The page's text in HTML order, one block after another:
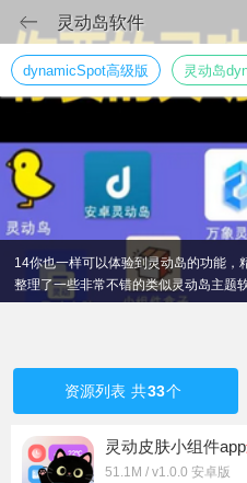
灵动岛软件
iPhone14手机推出后有一个灵动
什么是灵动岛呢就是把屏幕上的主的长
形状，可以很好的与系统软件进行适配
来更加的炫酷，虽说因为苹果14出的这
动岛，其实安卓手机早就拥有这个功能
14你也一样可以体验到灵动岛的功能，
整理了一些非常不错的类似灵动岛主题
什么系统都可以适用，轻松操作，你也
dynamicSpot高级版 灵动岛
资源列表 共33个
灵动皮肤小组件app
51.1M / v1.0.0 安卓版